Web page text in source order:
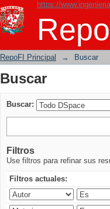
https://
Buscar
RepoFI Principal → Buscar
Buscar
Buscar:
Filtros
Use filtros para refinar sus
Filtros actuales: